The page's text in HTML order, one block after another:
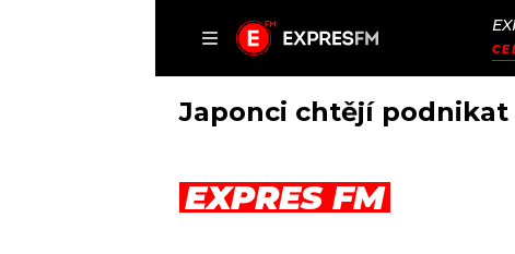
DOMŮ
Japonci chtějí podnikat
EXPRES FM